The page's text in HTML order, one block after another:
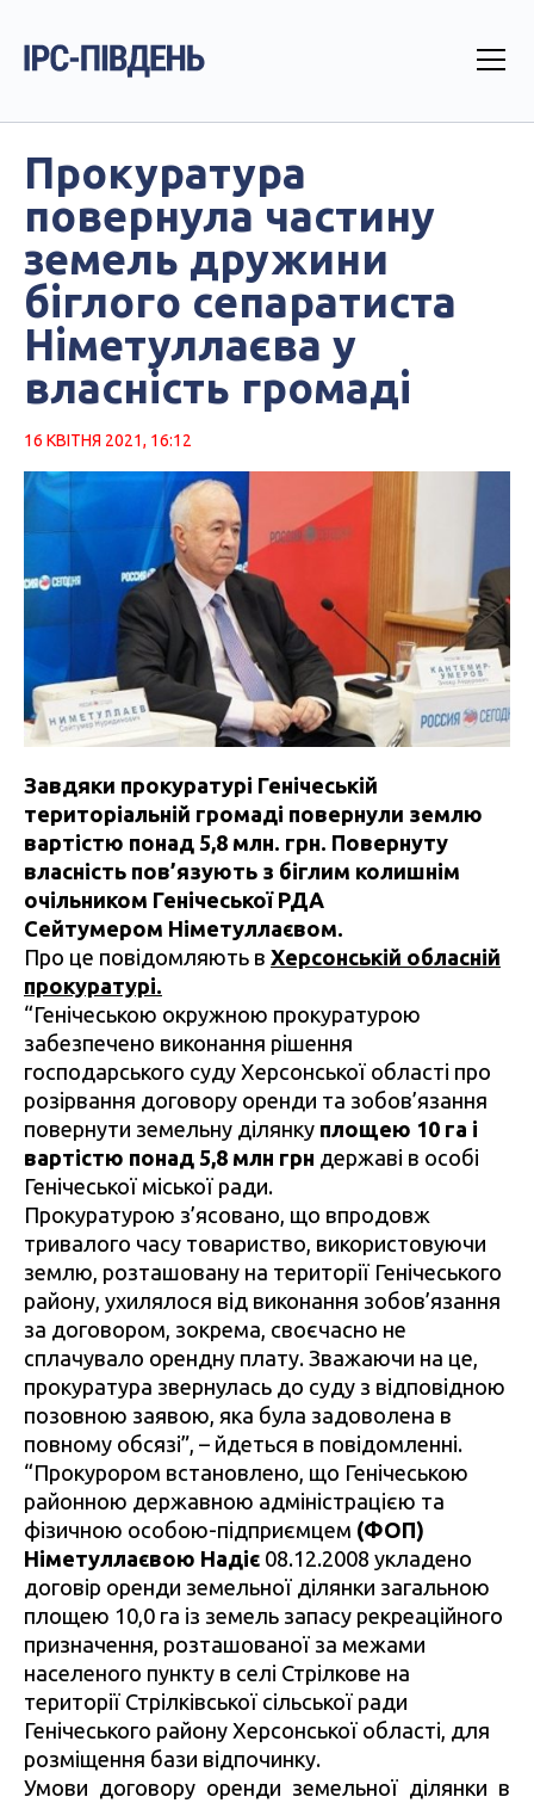
Прокуратура
повернула частину
земель дружини
біглого сепаратиста
Німетуллаєва у
власність громаді
16 КВІТНЯ 2021, 16:12
Завдяки прокуратурі Генічеській
територіальній громаді повернули землю
вартістю понад 5,8 млн. грн. Повернуту
власність пов’язують з біглим колишнім
очільником Генічеської РДА
Сейтумером Німетуллаєвом.
Про це повідомляють в Херсонській обласній
прокуратурі.
“Генічеською окружною прокуратурою
забезпечено виконання рішення
господарського суду Херсонської області про
розірвання договору оренди та зобов’язання
повернути земельну ділянку площею 10 га і
вартістю понад 5,8 млн грн державі в особі
Генічеської міської ради.
Прокуратурою з’ясовано, що впродовж
тривалого часу товариство, використовуючи
землю, розташовану на території Генічеського
району, ухилялося від виконання зобов’язання
за договором, зокрема, своєчасно не
сплачувало орендну плату. Зважаючи на це,
прокуратура звернулась до суду з відповідною
позовною заявою, яка була задоволена в
повному обсязі”, – йдеться в повідомленні.
“Прокурором встановлено, що Генічеською
районною державною адміністрацією та
фізичною особою-підприємцем (ФОП)
Німетуллаєвою Надіє 08.12.2008 укладено
договір оренди земельної ділянки загальною
площею 10,0 га із земель запасу рекреаційного
призначення, розташованої за межами
населеного пункту в селі Стрілкове на
території Стрілківської сільської ради
Генічеського району Херсонської області, для
розміщення бази відпочинку.
Умови договору оренди земельної ділянки в